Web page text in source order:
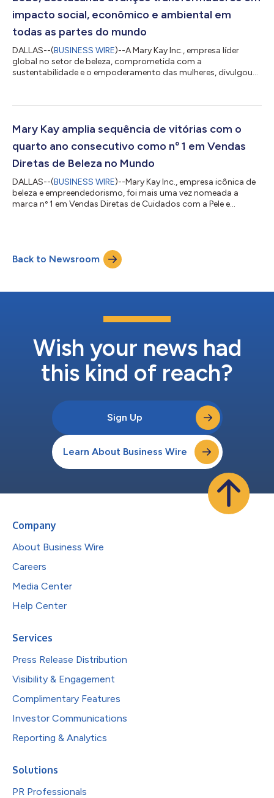
impacto social, econômico e ambiental em
todas as partes do mundo
DALLAS--(BUSINESS WIRE)--A Mary Kay Inc., empresa líder
global no setor de beleza, comprometida com a
sustentabilidade e o empoderamento das mulheres, divulgou
2030 e comemora as conquistas de 2025 e as mais recentes,
globalmente. O relatório anual destaca a dedicação de
décadas da Mary Kay à sustentabilidade social, econômica e
ambie...
Mary Kay amplia sequência de vitórias com o
quarto ano consecutivo como nº 1 em Vendas
Diretas de Beleza no Mundo
DALLAS--(BUSINESS WIRE)--Mary Kay Inc., empresa icônica de
beleza e empreendedorismo, foi mais uma vez nomeada a
marca nº 1 em Vendas Diretas de Cuidados com a Pele e
Euromonitor pelo quarto ano consecutivo é um forte
reconhecimento do impacto de nossas Consultoras de Beleza
Independentes em todo o mundo, que impulsionam nosso
Back to Newsroom
Wish your news had
this kind of reach?
Sign Up
Learn About Business Wire
Company
About Business Wire
Careers
Media Center
Help Center
Services
Press Release Distribution
Visibility & Engagement
Complimentary Features
Investor Communications
Reporting & Analytics
Solutions
PR Professionals